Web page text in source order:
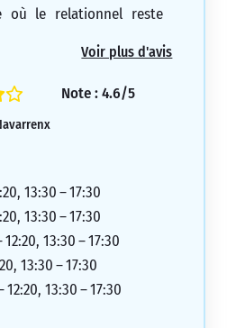
où le relationnel reste
5/5
Voir plus d'avis
Note : 4.6/5
13:30 – 17:30
13:30 – 17:30
13:30 – 17:30
13:30 – 17:30
13:30 – 17:30